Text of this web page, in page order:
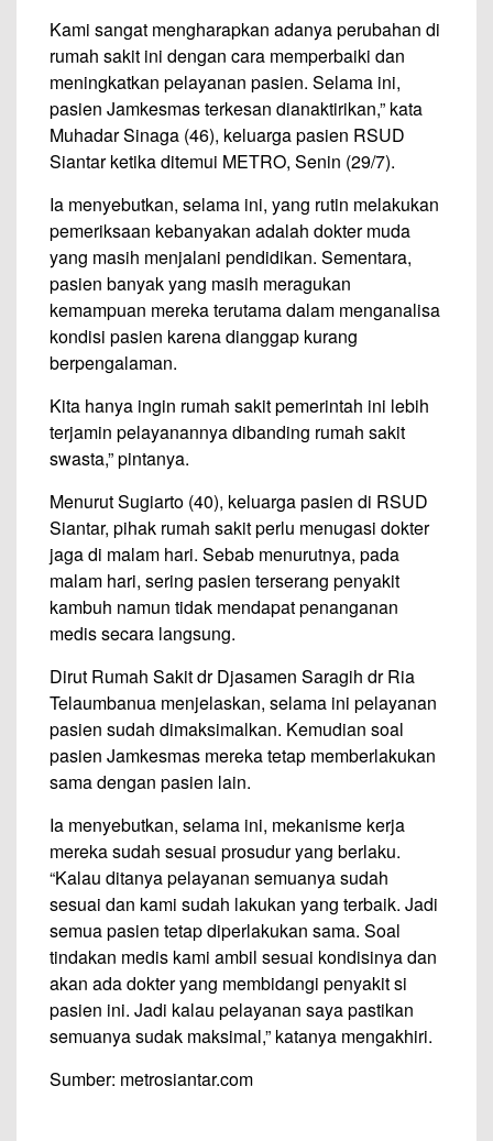
Kami sangat mengharapkan adanya perubahan di
rumah sakit ini dengan cara memperbaiki dan
meningkatkan pelayanan pasien. Selama ini,
pasien Jamkesmas terkesan dianaktirikan,” kata
Muhadar Sinaga (46), keluarga pasien RSUD
Siantar ketika ditemui METRO, Senin (29/7).
Ia menyebutkan, selama ini, yang rutin melakukan
pemeriksaan kebanyakan adalah dokter muda
yang masih menjalani pendidikan. Sementara,
pasien banyak yang masih meragukan
kemampuan mereka terutama dalam menganalisa
kondisi pasien karena dianggap kurang
berpengalaman.
Kita hanya ingin rumah sakit pemerintah ini lebih
terjamin pelayanannya dibanding rumah sakit
swasta,” pintanya.
Menurut Sugiarto (40), keluarga pasien di RSUD
Siantar, pihak rumah sakit perlu menugasi dokter
jaga di malam hari. Sebab menurutnya, pada
malam hari, sering pasien terserang penyakit
kambuh namun tidak mendapat penanganan
medis secara langsung.
Dirut Rumah Sakit dr Djasamen Saragih dr Ria
Telaumbanua menjelaskan, selama ini pelayanan
pasien sudah dimaksimalkan. Kemudian soal
pasien Jamkesmas mereka tetap memberlakukan
sama dengan pasien lain.
Ia menyebutkan, selama ini, mekanisme kerja
mereka sudah sesuai prosudur yang berlaku.
“Kalau ditanya pelayanan semuanya sudah
sesuai dan kami sudah lakukan yang terbaik. Jadi
semua pasien tetap diperlakukan sama. Soal
tindakan medis kami ambil sesuai kondisinya dan
akan ada dokter yang membidangi penyakit si
pasien ini. Jadi kalau pelayanan saya pastikan
semuanya sudak maksimal,” katanya mengakhiri.
Sumber: metrosiantar.com